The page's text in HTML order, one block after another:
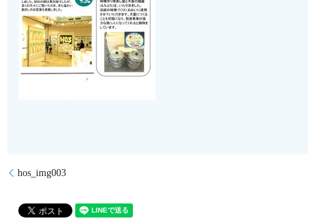
hos_img003